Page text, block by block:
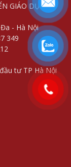
GIÁO DỤC
- Hà Nội
349
tư TP Hà Nội